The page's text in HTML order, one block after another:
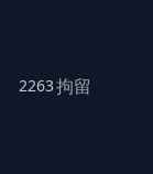
2263拘留